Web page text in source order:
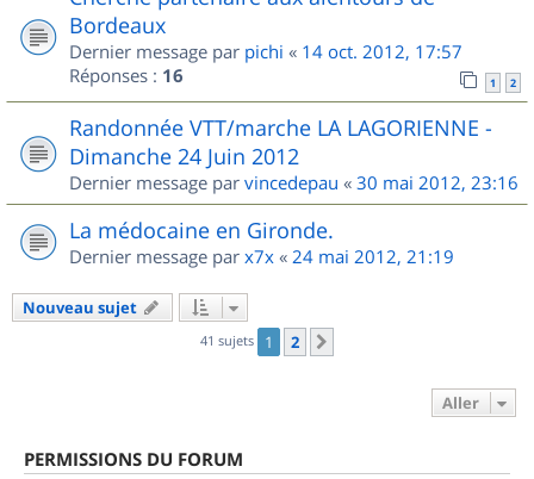
Bordeaux
Dernier message par pichi « 14 oct. 2012, 17:57
Réponses : 16 1 2
Randonnée VTT/marche LA LAGORIENNE -
Dimanche 24 Juin 2012
Dernier message par vincedepau « 30 mai 2012, 23:16
La médocaine en Gironde.
Dernier message par x7x « 24 mai 2012, 21:19
Nouveau sujet
41 sujets 1 2
Aller
PERMISSIONS DU FORUM